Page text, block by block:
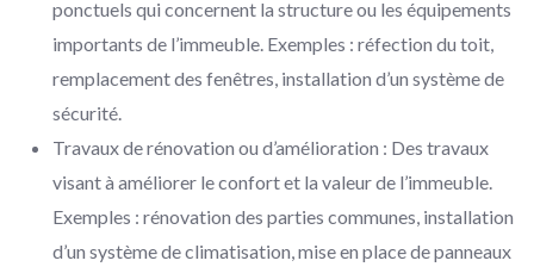
ponctuels qui concernent la structure ou les équipements
importants de l’immeuble. Exemples : réfection du toit,
remplacement des fenêtres, installation d’un système de
sécurité.
Travaux de rénovation ou d’amélioration : Des travaux
visant à améliorer le confort et la valeur de l’immeuble.
Exemples : rénovation des parties communes, installation
d’un système de climatisation, mise en place de panneaux